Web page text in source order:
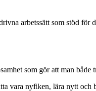
arbetssätt som stöd för
som gör att man både
vara nyfiken, lära nytt och